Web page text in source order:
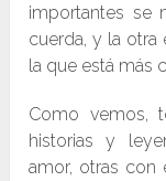
importantes se
cuerda, y la otra
la que está más
Como vemos,
historias y
amor, otras con